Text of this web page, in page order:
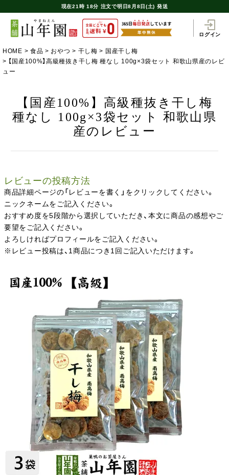
現在21時 18分 注文で明日8月8日(土) 発送
ログイン
HOME 食品 おやつ 干し梅
国産干し梅
【国産100%】高級種抜き干し梅 種なし 100g×3袋セット 和歌山県産のレビ
ュー
【国産100%】高級種抜き干し梅
種なし 100g×3袋セット 和歌山県
産のレビュー
レビューの投稿方法
商品詳細ページの「レビューを書く」をクリックしてください。
ニックネームをご記入ください。
おすすめ度を5段階から選択していただき、本文に商品の感想やご
要望をご記入ください。
よろしければプロフィールをご記入ください。
※レビュー投稿は、1商品につき1回ご記入いただけます。